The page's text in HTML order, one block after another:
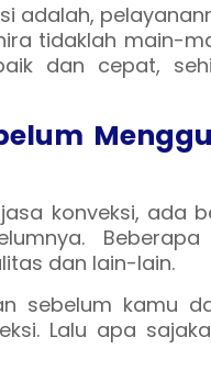
adalah,
tidaklah main-
dan cepat,
konveksi, ada
dan lain-lain.
sebelum kamu
Lalu apa